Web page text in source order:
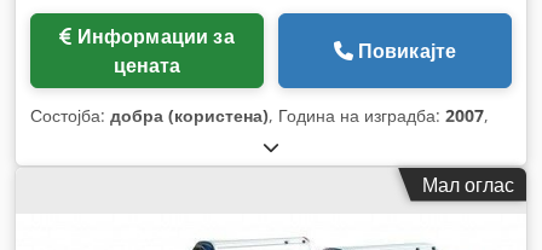
цената
Повикајте
Состојба: добра (користена), Година на изградба: 2007,
Мал оглас